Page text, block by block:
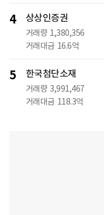
4 상상인증권
거래량 1,380,356
거래대금 16.6억
5 한국첨단소재
거래량 3,991,467
거래대금 118.3억